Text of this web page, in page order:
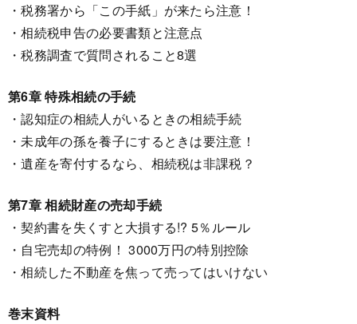
・税務署から「この手紙」が来たら注意！
・相続税申告の必要書類と注意点
・税務調査で質問されること8選
第6章 特殊相続の手続
・認知症の相続人がいるときの相続手続
・未成年の孫を養子にするときは要注意！
・遺産を寄付するなら、相続税は非課税？
第7章 相続財産の売却手続
・契約書を失くすと大損する!? 5％ルール
・自宅売却の特例！ 3000万円の特別控除
・相続した不動産を焦って売ってはいけない
巻末資料